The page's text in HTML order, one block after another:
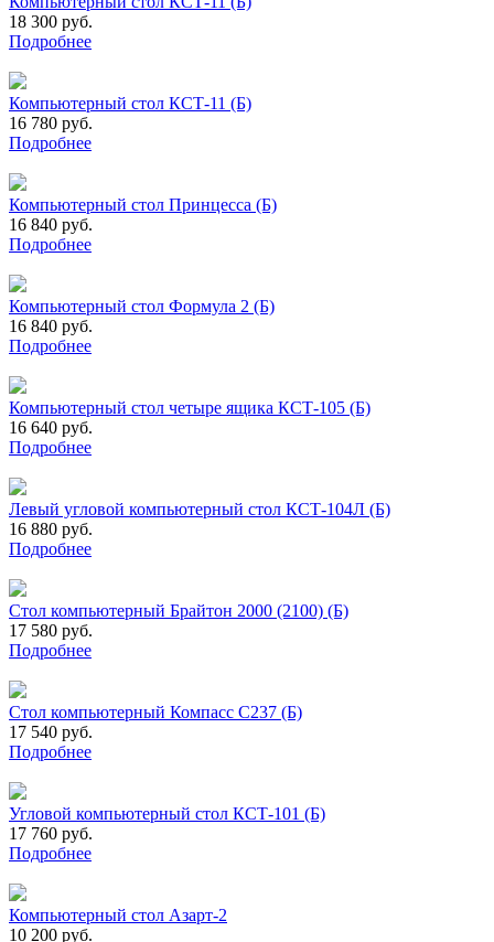
18 300 руб.
Подробнее
Компьютерный стол КСТ-11 (Б)
16 780 руб.
Подробнее
Компьютерный стол Принцесса (Б)
16 840 руб.
Подробнее
Компьютерный стол Формула 2 (Б)
16 840 руб.
Подробнее
Компьютерный стол четыре ящика КСТ-105 (Б)
16 640 руб.
Подробнее
Левый угловой компьютерный стол КСТ-104Л (Б)
16 880 руб.
Подробнее
Стол компьютерный Брайтон 2000 (2100) (Б)
17 580 руб.
Подробнее
Стол компьютерный Компасс С237 (Б)
17 540 руб.
Подробнее
Угловой компьютерный стол КСТ-101 (Б)
17 760 руб.
Подробнее
Компьютерный стол Азарт-2
10 200 руб.